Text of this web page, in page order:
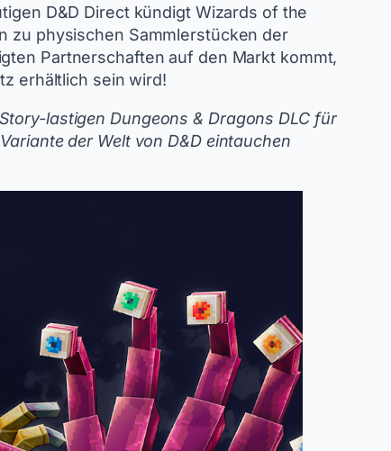
D&D Direct kündigt Wizards of the
zu physischen Sammlerstücken der
Partnerschaften auf den Markt kommt,
erhältlich sein wird!
lastigen Dungeons & Dragons DLC für
der Welt von D&D eintauchen